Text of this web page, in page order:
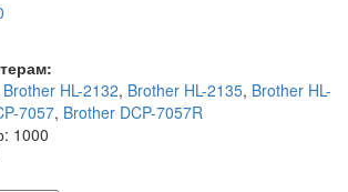
Brother HL-2132, Brother HL-2135, Brother HL-
7057, Brother DCP-7057R
: 1000